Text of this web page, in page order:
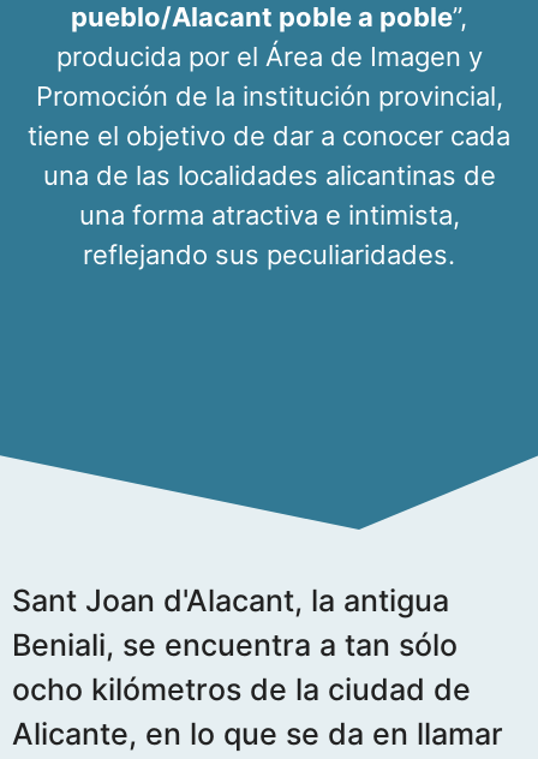
pueblo/Alacant poble a poble”,
producida por el Área de Imagen y
Promoción de la institución provincial,
tiene el objetivo de dar a conocer cada
una de las localidades alicantinas de
una forma atractiva e intimista,
reflejando sus peculiaridades.
Sant Joan d'Alacant, la antigua
Beniali, se encuentra a tan sólo
ocho kilómetros de la ciudad de
Alicante, en lo que se da en llamar